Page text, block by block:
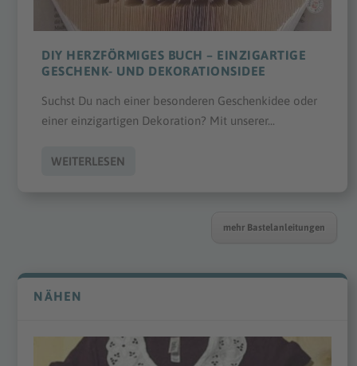
DIY HERZFÖRMIGES BUCH – EINZIGARTIGE
GESCHENK- UND DEKORATIONSIDEE
Suchst Du nach einer besonderen Geschenkidee oder
einer einzigartigen Dekoration? Mit unserer...
WEITERLESEN
mehr Bastelanleitungen
NÄHEN